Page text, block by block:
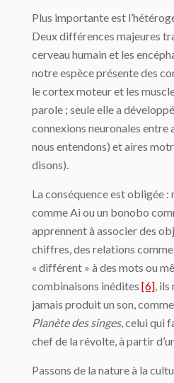
Plus importante est
Deux différences majeures
cerveau humain et les
notre espèce présente des
le cortex moteur et les
parole ; seule elle a
connexions neuronales entre
nous entendons) et aires
disons).
La conséquence est obligée :
comme Ai ou un bonobo
apprennent à associer des
chiffres, des relations comme
« différent » à des mots ou
combinaisons inédites [6] ,
jamais produit un son,
Planète des singes, celui qui
chef de la révolte, à partir
Passons de la nature à la